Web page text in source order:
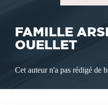
FAMILLE
OUELLET
Cet auteur n'a pas rédigé de